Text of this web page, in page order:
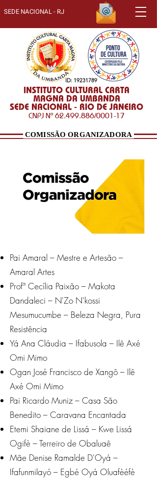
SEDE NACIONAL - RJ
INSTITUTO CULTURAL CARTA
MAGNA DA UMBANDA
SEDE NACIONAL - RIO DE JANEIRO
CNPJ Nº62.499.886/0001-17
ID: 19231789
COMISSÃO ORGANIZADORA
Pai Amaral – Mestre e Artesão –
Amaral Artes
Profª Cecília Paixão – Makota
Dandaleci – N'Zo N'kossi
Mesumucumbe – Beleza Negra, Pura
Resistência
Yá Ana Cláudia – Ifabusola – Ilê Axé
Omi Mimo
Ogan José Francisco de Xangô – Ilê
Axé Omi Mimo
Pai Ricardo Muniz – Casa São
Benedito – Caravana Encantada
Etemi Shaiane de Lissá – Kwe Lissá
Ogifè – Terreiro de Obaluaê
Mãe Denise Ramalde D'Oyá –
Ifafunmilayó – Egbé Oyá Oluafèéfè